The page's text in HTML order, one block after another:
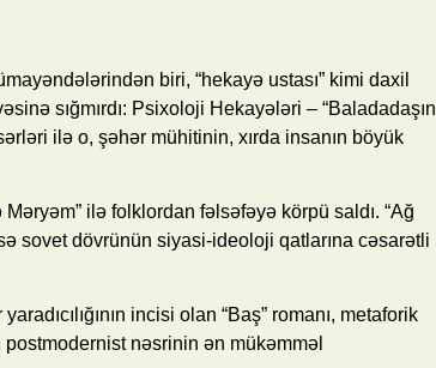
biri, “hekayə ustası” kimi daxil
sığmırdı: Psixoloji Hekayələri – “Baladadaşın
ilə o, şəhər mühitinin, xırda insanın böyük
ilə folklordan fəlsəfəyə körpü saldı. “Ağ
sovet dövrünün siyasi-ideoloji qatlarına cəsarətli
incisi olan “Baş” romanı, metaforik
nəsrinin ən mükəmməl